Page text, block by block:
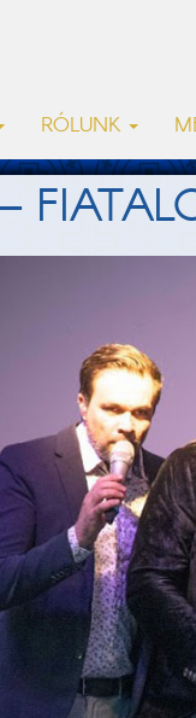
RÓLUNK